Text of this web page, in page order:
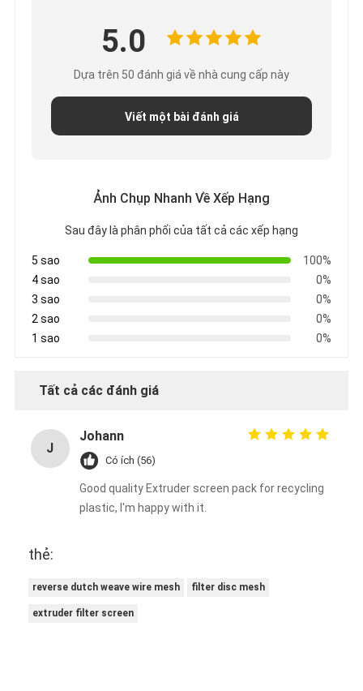
5.0
Dựa trên 50 đánh giá về nhà cung cấp này
Viết một bài đánh giá
Ảnh Chụp Nhanh Về Xếp Hạng
Sau đây là phân phối của tất cả các xếp hạng
5 sao
100%
4 sao
0%
3 sao
0%
2 sao
0%
1 sao
0%
Tất cả các đánh giá
J
Johann
Có ích (56)
Good quality Extruder screen pack for recycling
plastic, I'm happy with it.
thẻ:
reverse dutch weave wire mesh filter disc mesh
extruder filter screen